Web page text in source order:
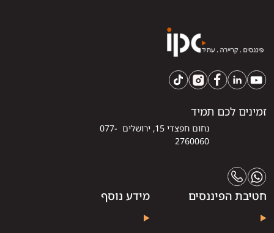
זמינים לכם תמיד
נחום חפצדי 15, ירושלים 077-
2760060
חטיבת הפיננסים מידע נוסף